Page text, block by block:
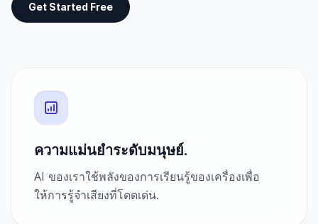
Get Started Free
ความแม่นยำระดับมนุษย์.
AI ของเราใช้พลังของการเรียนรู้ของเครื่องเพื่อ
ให้การรู้จำเสียงที่โดดเด่น.